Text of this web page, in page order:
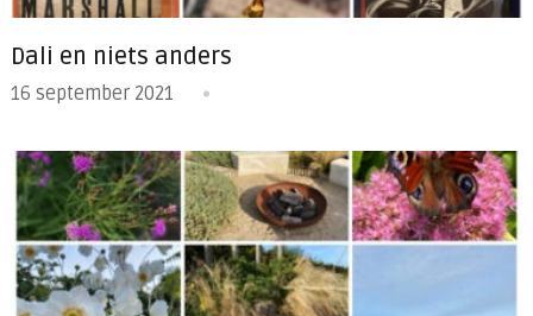
Dali en niets anders
16 september 2021